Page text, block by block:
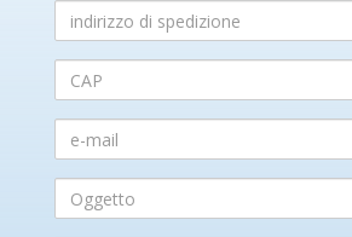
indirizzo
di
spedizione
CAP
mail
Oggetto